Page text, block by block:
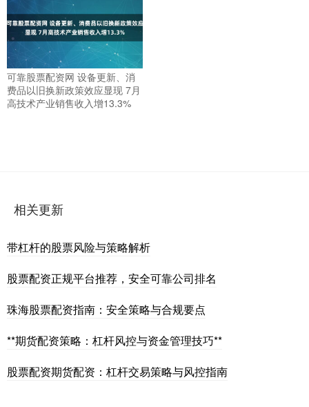
可靠股票配资网 设备更新、消
费品以旧换新政策效应显现 7月
高技术产业销售收入增13.3%
相关更新
带杠杆的股票风险与策略解析
股票配资正规平台推荐，安全可靠公司排名
珠海股票配资指南：安全策略与合规要点
**期货配资策略：杠杆风控与资金管理技巧**
股票配资期货配资：杠杆交易策略与风控指南